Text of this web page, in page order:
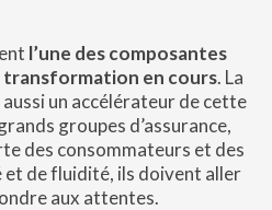
l’une des composantes
transformation en cours. La
un accélérateur de cette
groupes d’assurance,
des consommateurs et des
de fluidité, ils doivent aller
aux attentes.